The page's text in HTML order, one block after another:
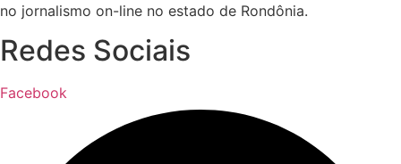
no jornalismo on-line no estado de Rondônia.
Redes Sociais
Facebook